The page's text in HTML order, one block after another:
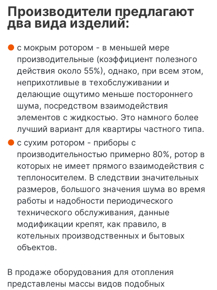
Производители предлагают
два вида изделий:
с мокрым ротором - в меньшей мере
производительные (коэффициент полезного
действия около 55%), однако, при всем этом,
неприхотливые в техобслуживании и
делающие ощутимо меньше постороннего
шума, посредством взаимодействия
элементов с жидкостью. Это намного более
лучший вариант для квартиры частного типа.
с сухим ротором - приборы с
производительностью примерно 80%, ротор в
которых не имеет прямого взаимодействия с
теплоносителем. В следствии значительных
размеров, большого значения шума во время
работы и надобности периодического
технического обслуживания, данные
модификации крепят, как правило, в
котельных производственных и бытовых
объектов.
В продаже оборудования для отопления
представлены массы видов подобных